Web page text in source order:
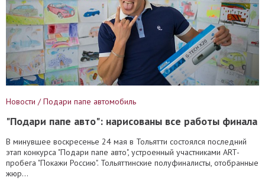
Новости / Подари папе автомобиль
"Подари папе авто": нарисованы все работы финала
В минувшее воскресенье 24 мая в Тольятти состоялся последний
этап конкурса "Подари папе авто", устроенный участниками ART-
пробега "Покажи Россию". Тольяттинские полуфиналисты, отобранные
жюр...